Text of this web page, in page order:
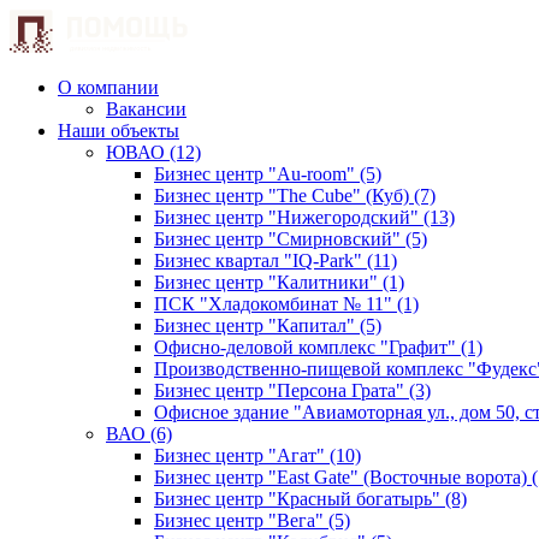
О компании
Вакансии
Наши объекты
ЮВАО (12)
Бизнес центр "Au-room" (5)
Бизнес центр "The Cube" (Куб) (7)
Бизнес центр "Нижегородский" (13)
Бизнес центр "Смирновский" (5)
Бизнес квартал "IQ-Park" (11)
Бизнес центр "Калитники" (1)
ПСК "Хладокомбинат № 11" (1)
Бизнес центр "Капитал" (5)
Офисно-деловой комплекс "Графит" (1)
Производственно-пищевой комплекс
Бизнес центр "Персона Грата" (3)
Офисное здание "Авиамоторная ул., дом 50,
ВАО (6)
Бизнес центр "Агат" (10)
Бизнес центр "East Gate" (Восточные ворота)
Бизнес центр "Красный богатырь" (8)
Бизнес центр "Вега" (5)